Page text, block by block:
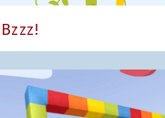
Bzzz!